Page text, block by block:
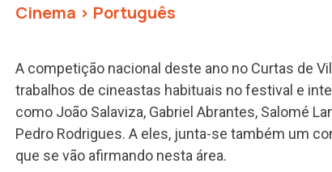
Cinema > Português
A competição nacional deste ano no Curtas de
trabalhos de cineastas habituais no festival e
como João Salaviza, Gabriel Abrantes, Salomé
Pedro Rodrigues. A eles, junta-se também um
que se vão afirmando nesta área.